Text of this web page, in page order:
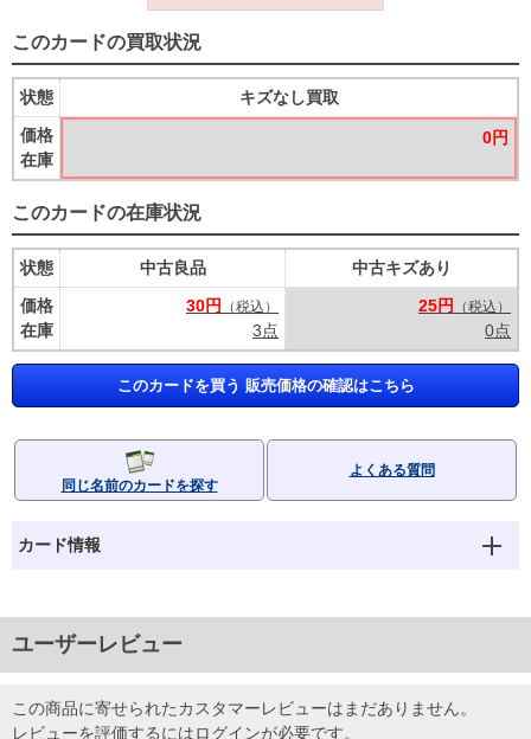
このカードの買取状況
状態
価格
在庫
キズなし買取
0円
このカードの在庫状況
状態
価格
在庫
中古良品
30円
（税込）
3点
中古キズあり
25円
（税込）
0点
このカードを買う 販売価格の確認はこちら
同じ名前のカードを探す
よくある質問
カード情報
ユーザーレビュー
この商品に寄せられたカスタマーレビューはまだありません。
レビューを評価するにはログインが必要です。